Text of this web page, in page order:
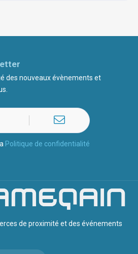
des nouveaux évènements et
Politique de confidentialité
de proximité et des événements